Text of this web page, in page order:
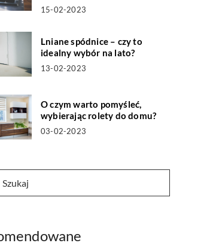
15-02-2023
Lniane spódnice – czy to
idealny wybór na lato?
13-02-2023
O czym warto pomyśleć,
wybierając rolety do domu?
03-02-2023